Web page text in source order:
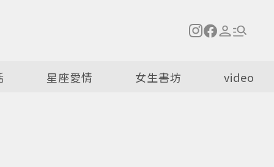
星座愛情 女生書坊 video